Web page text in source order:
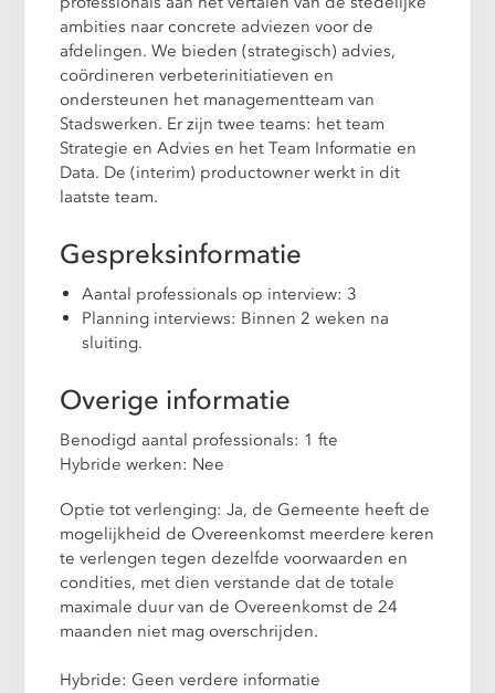
ambities naar concrete adviezen voor de
afdelingen. We bieden (strategisch) advies,
coördineren verbeterinitiatieven en
ondersteunen het managementteam van
Stadswerken. Er zijn twee teams: het team
Strategie en Advies en het Team Informatie en
Data. De (interim) productowner werkt in dit
laatste team.
Gespreksinformatie
Aantal professionals op interview: 3
Planning interviews: Binnen 2 weken na
sluiting.
Overige informatie
Benodigd aantal professionals: 1 fte
Hybride werken: Nee
Optie tot verlenging: Ja, de Gemeente heeft de
mogelijkheid de Overeenkomst meerdere keren
te verlengen tegen dezelfde voorwaarden en
condities, met dien verstande dat de totale
maximale duur van de Overeenkomst de 24
maanden niet mag overschrijden.
Hybride: Geen verdere informatie